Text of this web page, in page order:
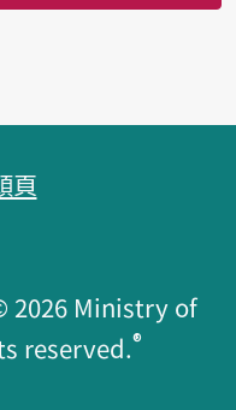
頁
2026 Ministry of
reserved.®